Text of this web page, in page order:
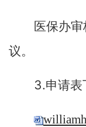
医保办
议。
3.申请表